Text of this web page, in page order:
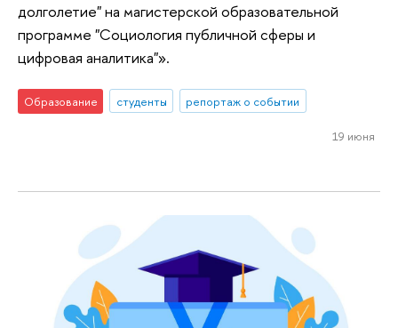
долголетие" на магистерской образовательной
программе "Социология публичной сферы и
цифровая аналитика"».
Образование студенты репортаж о событии
19 июня